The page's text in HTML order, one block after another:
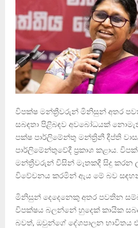
විපක්ෂ මන්ත්‍රීවරුන් මිනිසුන් අතර
සබඳතා පිළිබඳව අවබෝධයක්
පක්ෂ පාර්ලිමේන්තු මන්ත්‍රිනී දීප්ති
පාර්ලිමේන්තුවේදී ප්‍රකාශ කළාය.
මන්ත්‍රීවරුන් විසින් මෑතකදී සිදු කරන
විවේචනය කරමින් ඇය මේ බව
මිනිසුන් දෙදෙනෙකු අතර පවතින
විපක්ෂය බලන්නේ හුදෙක් කායික
බවත්, ඔවුන්ගේ දේශපාලන භාවිතය